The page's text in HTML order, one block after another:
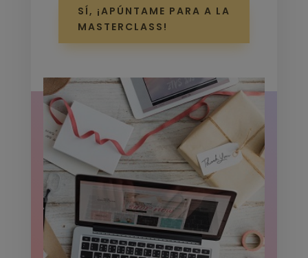
SÍ, ¡APÚNTAME PARA A LA
MASTERCLASS!